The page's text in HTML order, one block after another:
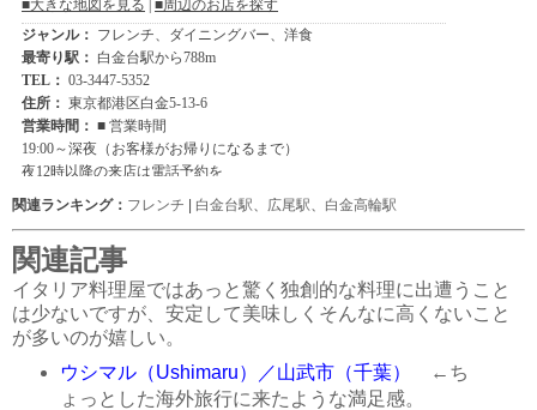
関連ランキング： フレンチ | 白金台駅 広尾駅 白金高輪駅
関連記事
イタリア料理屋ではあっと驚く独創的な料理に出遭うこと
は少ないですが、安定して美味しくそんなに高くないこと
が多いのが嬉しい。
ウシマル（Ushimaru）／山武市（千葉）
←ち
ょっとした海外旅行に来たような満足感。